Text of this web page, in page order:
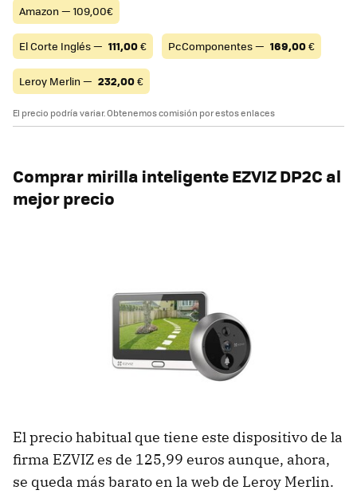
Amazon — 109,00€
El Corte Inglés — 111,00€ PcComponentes — 169,00€
Leroy Merlin — 232,00€
El precio podría variar. Obtenemos comisión por estos enlaces
Comprarmirilla inteligente EZVIZ DP2C al
mejor precio
El precio habitual que tiene este dispositivo de la
firma EZVIZ es de 125,99 euros aunque, ahora,
se queda más barato en la web de Leroy Merlin.